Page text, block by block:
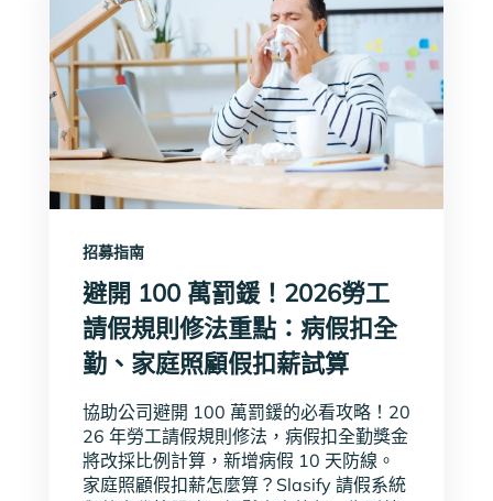
招募指南
避開 100 萬罰鍰！2026勞工
請假規則修法重點：病假扣全
勤、家庭照顧假扣薪試算
協助公司避開 100 萬罰鍰的必看攻略！20
26 年勞工請假規則修法，病假扣全勤獎金
將改採比例計算，新增病假 10 天防線。
家庭照顧假扣薪怎麼算？Slasify 請假系統